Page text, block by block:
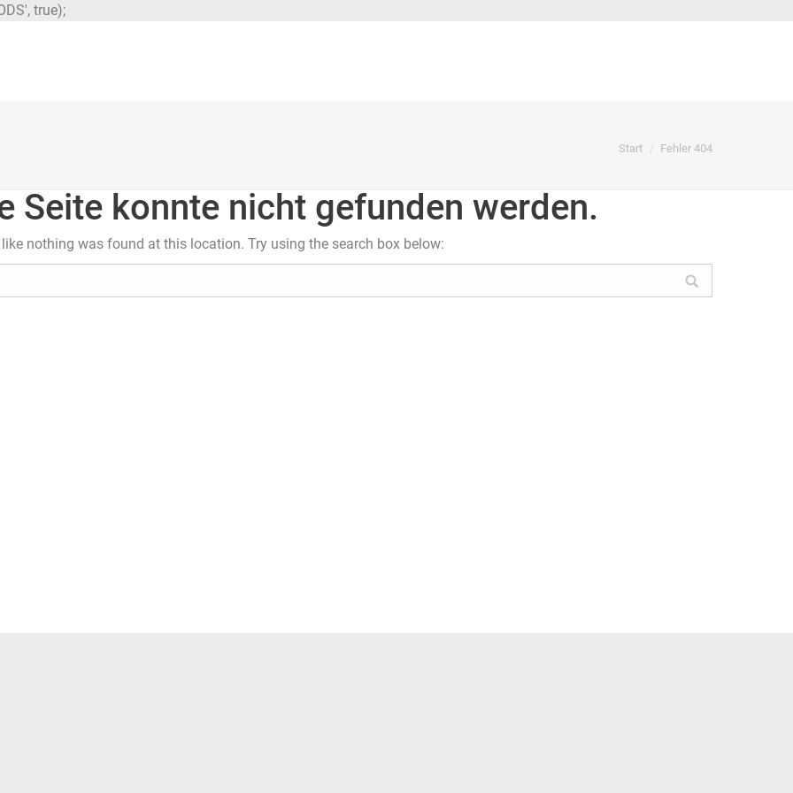
true);
Start Fehler 404
Seite konnte nicht gefunden werden.
nothing was found at this location. Try using the search box below: